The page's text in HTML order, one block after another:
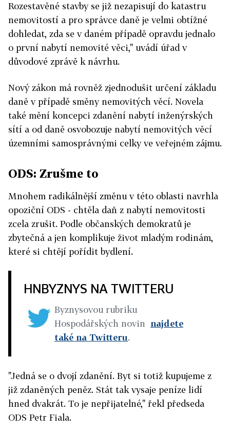
Rozestavěné stavby se již nezapisují do katastru
nemovitostí a pro správce daně je velmi obtížné
dohledat, zda se v daném případě opravdu jednalo
o první nabytí nemovité věci," uvádí úřad v
důvodové zprávě k návrhu.
Nový zákon má rovněž zjednodušit určení základu
daně v případě směny nemovitých věcí. Novela
také mění koncepci zdanění nabytí inženýrských
sítí a od daně osvobozuje nabytí nemovitých věcí
územními samosprávnými celky ve veřejném zájmu.
ODS: Zrušme to
Mnohem radikálnější změnu v této oblasti navrhla
opoziční ODS - chtěla daň z nabytí nemovitosti
zcela zrušit. Podle občanských demokratů je
zbytečná a jen komplikuje život mladým rodinám,
které si chtějí pořídit bydlení.
HNBYZNYS NA TWITTERU
Byznysovou rubriku
Hospodářských novin najdete
také na Twitteru.
"Jedná se o dvojí zdanění. Byt si totiž kupujeme z
již zdaněných peněz. Stát tak vysaje peníze lidí
hned dvakrát. To je nepřijatelné," řekl předseda
ODS Petr Fiala.